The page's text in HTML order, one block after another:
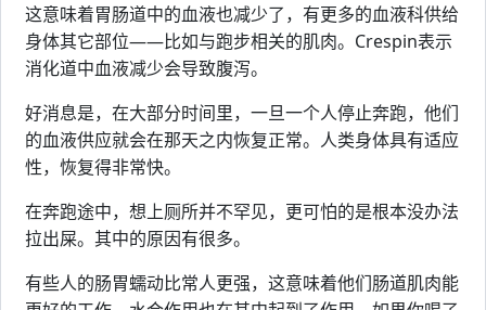
这意味着胃肠道中的血液也减少了，有更多的血液科供给
身体其它部位——比如与跑步相关的肌肉。Crespin表示
消化道中血液减少会导致腹泻。
好消息是，在大部分时间里，一旦一个人停止奔跑，他们
的血液供应就会在那天之内恢复正常。人类身体具有适应
性，恢复得非常快。
在奔跑途中，想上厕所并不罕见，更可怕的是根本没办法
拉出屎。其中的原因有很多。
有些人的肠胃蠕动比常人更强，这意味着他们肠道肌肉能